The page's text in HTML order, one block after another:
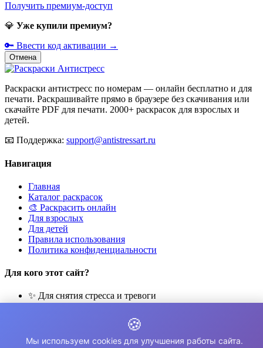
Получить премиум-доступ
💎 Уже купили премиум?
🔑 Ввести код активации →
Отмена
Раскраски антистресс по номерам — онлайн бесплатно и для
печати. Раскрашивайте прямо в браузере без скачивания или
скачайте PDF для печати. 2000+ раскрасок для взрослых и
детей.
📧 Поддержка: support@antistressart.ru
Навигация
Главная
Каталог раскрасок
🎨 Раскрасить онлайн
Для взрослых
Для детей
Правила использования
Политика конфиденциальности
Для кого этот сайт?
✨ Для снятия стресса и тревоги
🧘 Для медитации и расслабления
👨‍👩‍👧‍👦 Для семейного досуга
🍪
Мы используем cookies для улучшения работы сайта.